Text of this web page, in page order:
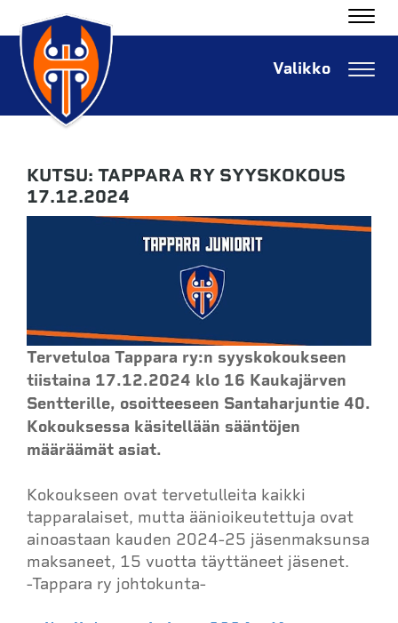
KUTSU: TAPPARA RY SYYSKOKOUS
17.12.2024
Tervetuloa Tappara ry:n syyskokoukseen
tiistaina 17.12.2024 klo 16 Kaukajärven
Sentterille, osoitteeseen Santaharjuntie 40.
Kokouksessa käsitellään sääntöjen
määräämät asiat.
Kokoukseen ovat tervetulleita kaikki
tapparalaiset, mutta äänioikeutettuja ovat
ainoastaan kauden 2024-25 jäsenmaksunsa
maksaneet, 15 vuotta täyttäneet jäsenet.
-Tappara ry johtokunta-